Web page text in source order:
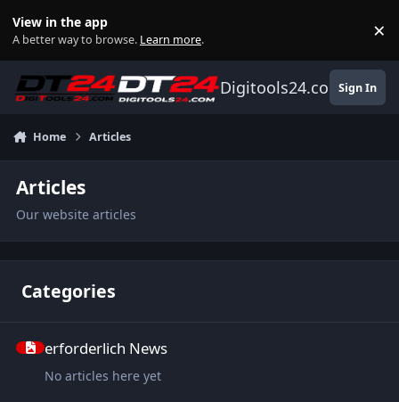
View in the app
A better way to browse. Learn more. ×
Digitools24.comSign In
Home Articles
Articles
Our website articles
Categories
erforderlich News
No articles here yet